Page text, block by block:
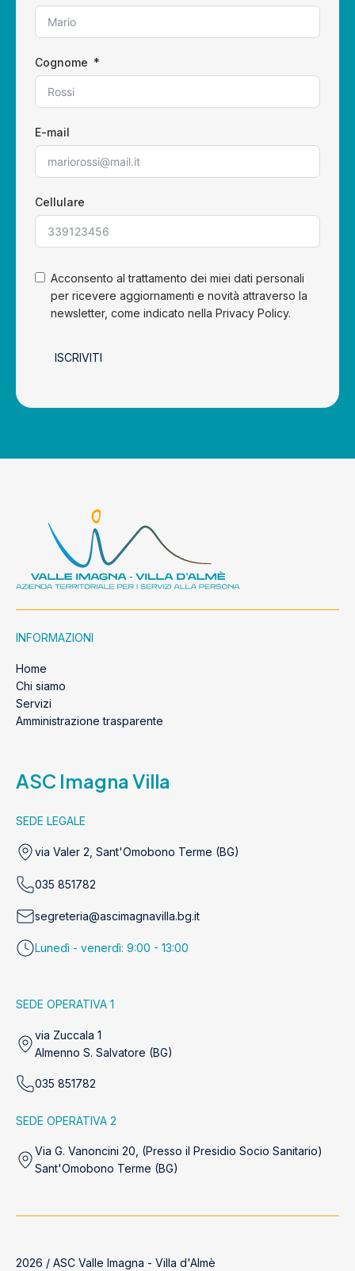
Cognome
E-mail
Cellulare
Acconsento al trattamento dei miei dati personali
per ricevere aggiornamenti e novità attraverso la
newsletter, come indicato nella Privacy Policy.
ISCRIVITI
INFORMAZIONI
Home
Chi siamo
Servizi
Amministrazione trasparente
ASC Imagna Villa
SEDE LEGALE
via Valer 2, Sant'Omobono Terme (BG)
035 851782
segreteria@ascimagnavilla.bg.it
Lunedì - venerdì: 9:00 - 13:00
SEDE OPERATIVA 1
via Zuccala 1
Almenno S. Salvatore (BG)
035 851782
SEDE OPERATIVA 2
Via G. Vanoncini 20, (Presso il Presidio Socio Sanitario)
Sant'Omobono Terme (BG)
2026 / ASC Valle Imagna - Villa d'Almè